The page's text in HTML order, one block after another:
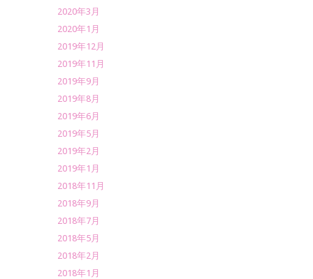
2020年3月
2020年1月
2019年12月
2019年11月
2019年9月
2019年8月
2019年6月
2019年5月
2019年2月
2019年1月
2018年11月
2018年9月
2018年7月
2018年5月
2018年2月
2018年1月